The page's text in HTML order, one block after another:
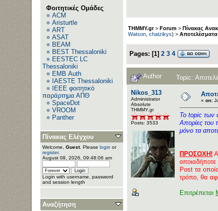
Φοιτητικές Ομάδες
ACM
Aristurtle
ART
ASAT
BEAM
BEST Thessaloniki
EESTEC LC
Thessaloniki
EΜΒ Auth
IAESTE Thessaloniki
IEEE φοιτητικό
παράρτημα ΑΠΘ
SpaceDot
VROOM
Panther
Πίνακας Ελέγχου
Welcome, Guest. Please login or
register.
August 08, 2026, 09:48:06 am
Login with username, password
and session length
Αναζήτηση
THMMY.gr> Forum > Πίνακας
Watson, chatzikys) > Αποτελέσματα
Pages: [1] 2 3 4
Author Topic:
Nikos_313
Administrator
Αbsolute
ΤΗΜΜΥ.gr
Posts: 3533
« on:
Το topic των
Απορίες του
μόνο τα
ΠΡΟΣΟΧΗ!
Post τα
τρόπο, θα
Επιτρέπεται